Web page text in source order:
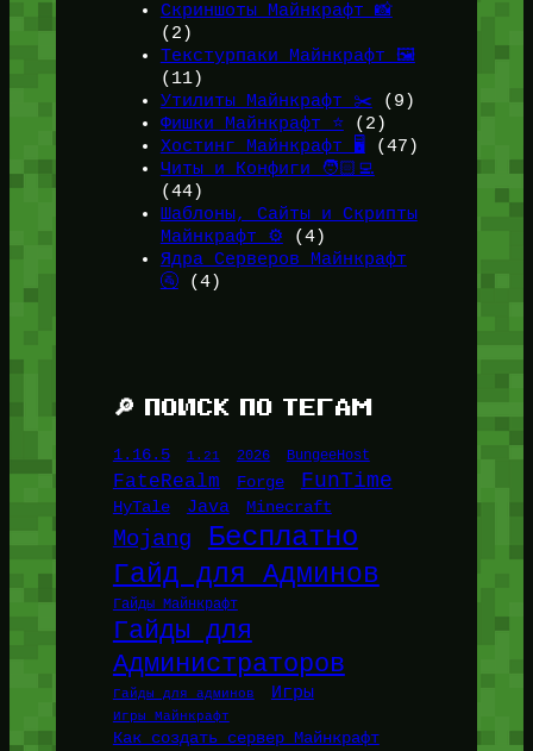
Скриншоты Майнкрафт 📸
(2)
Текстурпаки Майнкрафт 🖼️
(11)
Утилиты Майнкрафт ✂️ (9)
Фишки Майнкрафт ⭐(2)
Хостинг Майнкрафт 🖥️ (47)
Читы и Конфиги 🧑🏻‍💻
(44)
Шаблоны, Сайты и Скрипты
Майнкрафт ⚙️ (4)
Ядра Серверов Майнкрафт
🚰(4)
🔎 ПОИСК ПО ТЕГАМ
1.16.5 1.21 2026 BungeeHost
FateRealm Forge FunTime
HyTale Java Minecraft
Mojang Бесплатно
Гайд для Админов
Гайды Майнкрафт
Гайды для
Администраторов
Гайды для админов Игры
Игры Майнкрафт
Как создать сервер Майнкрафт